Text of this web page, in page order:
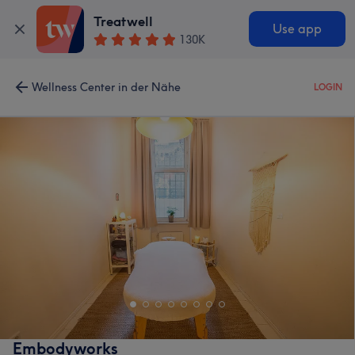
Treatwell
130K
Use app
Wellness Center in der Nähe LOGIN
Embodyworks